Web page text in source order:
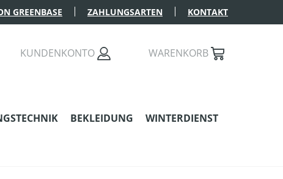
GREENBASE ZAHLUNGSARTEN KONTAKT
KUNDENKONTO WARENKORB
BEKLEIDUNG WINTERDIENST